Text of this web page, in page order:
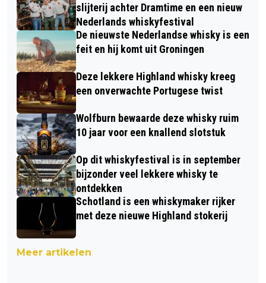
slijterij achter Dramtime en een nieuw
Nederlands whiskyfestival
De nieuwste Nederlandse whisky is een
feit en hij komt uit Groningen
Deze lekkere Highland whisky kreeg
een onverwachte Portugese twist
Wolfburn bewaarde deze whisky ruim
10 jaar voor een knallend slotstuk
Op dit whiskyfestival is in september
bijzonder veel lekkere whisky te
ontdekken
Schotland is een whiskymaker rijker
met deze nieuwe Highland stokerij
Meer artikelen